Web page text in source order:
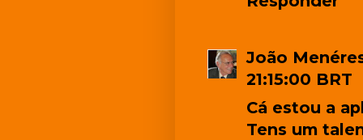
João
21:15:00 BRT
Cá estou a
Tens um